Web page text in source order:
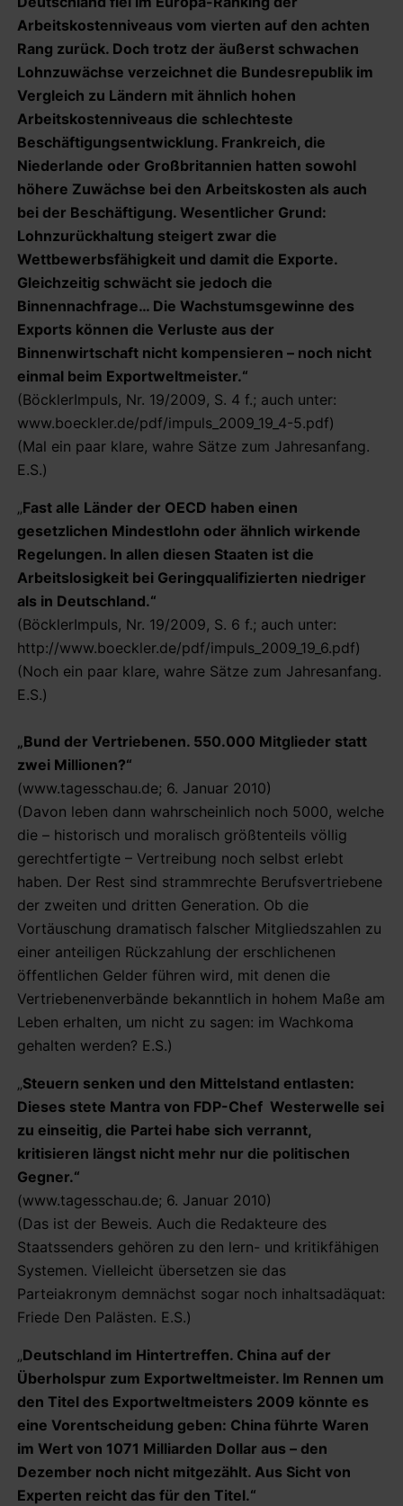
Arbeitskostenniveaus vom vierten auf den achten
Rang zurück. Doch trotz der äußerst schwachen
Lohnzuwächse verzeichnet die Bundesrepublik im
Vergleich zu Ländern mit ähnlich hohen
Arbeitskostenniveaus die schlechteste
Beschäftigungsentwicklung. Frankreich, die
Niederlande oder Großbritannien hatten sowohl
höhere Zuwächse bei den Arbeitskosten als auch
bei der Beschäftigung. Wesentlicher Grund:
Lohnzurückhaltung steigert zwar die
Wettbewerbsfähigkeit und damit die Exporte.
Gleichzeitig schwächt sie jedoch die
Binnennachfrage… Die Wachstumsgewinne des
Exports können die Verluste aus der
Binnenwirtschaft nicht kompensieren – noch nicht
einmal beim Exportweltmeister.“
(BöcklerImpuls, Nr. 19/2009, S. 4 f.; auch unter:
www.boeckler.de/pdf/impuls_2009_19_4-5.pdf)
(Mal ein paar klare, wahre Sätze zum Jahresanfang.
E.S.)
„Fast alle Länder der OECD haben einen
gesetzlichen Mindestlohn oder ähnlich wirkende
Regelungen. In allen diesen Staaten ist die
Arbeitslosigkeit bei Geringqualifizierten niedriger
als in Deutschland.“
(BöcklerImpuls, Nr. 19/2009, S. 6 f.; auch unter:
http://www.boeckler.de/pdf/impuls_2009_19_6.pdf)
(Noch ein paar klare, wahre Sätze zum Jahresanfang.
E.S.)
„Bund der Vertriebenen. 550.000 Mitglieder statt
zwei Millionen?“
(www.tagesschau.de; 6. Januar 2010)
(Davon leben dann wahrscheinlich noch 5000, welche
die – historisch und moralisch größtenteils völlig
gerechtfertigte – Vertreibung noch selbst erlebt
haben. Der Rest sind strammrechte Berufsvertriebene
der zweiten und dritten Generation. Ob die
Vortäuschung dramatisch falscher Mitgliedszahlen zu
einer anteiligen Rückzahlung der erschlichenen
öffentlichen Gelder führen wird, mit denen die
Vertriebenenverbände bekanntlich in hohem Maße am
Leben erhalten, um nicht zu sagen: im Wachkoma
gehalten werden? E.S.)
„Steuern senken und den Mittelstand entlasten:
Dieses stete Mantra von FDP-Chef Westerwelle sei
zu einseitig, die Partei habe sich verrannt,
kritisieren längst nicht mehr nur die politischen
Gegner.“
(www.tagesschau.de; 6. Januar 2010)
(Das ist der Beweis. Auch die Redakteure des
Staatssenders gehören zu den lern- und kritikfähigen
Systemen. Vielleicht übersetzen sie das
Parteiakronym demnächst sogar noch inhaltsadäquat:
Friede Den Palästen. E.S.)
„Deutschland im Hintertreffen. China auf der
Überholspur zum Exportweltmeister. Im Rennen um
den Titel des Exportweltmeisters 2009 könnte es
eine Vorentscheidung geben: China führte Waren
im Wert von 1071 Milliarden Dollar aus – den
Dezember noch nicht mitgezählt. Aus Sicht von
Experten reicht das für den Titel.“